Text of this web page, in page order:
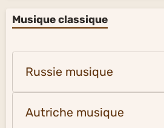
Musique classique
Russie musique
Autriche musique